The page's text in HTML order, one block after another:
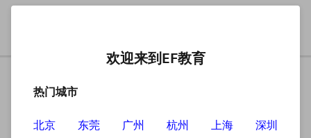
欢迎来到EF教育
热门城市
北京 东莞 广州 杭州 上海
深圳